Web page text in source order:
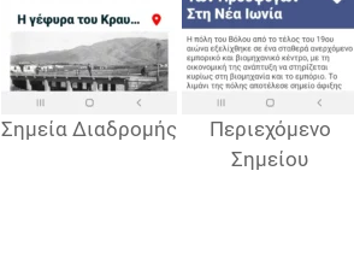
Σημεία Διαδρομής
Περιεχόμενο
Σημείου